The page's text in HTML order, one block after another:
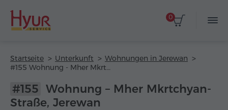
0
Startseite Unterkunft
Wohnungen in Jerewan
#155 Wohnung - Mher Mkrtchyan-Straße
#155 Wohnung – Mher Mkrtchyan-
Straße, Jerewan